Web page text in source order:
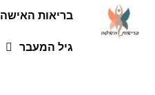
בריאות האישה
גיל המעבר